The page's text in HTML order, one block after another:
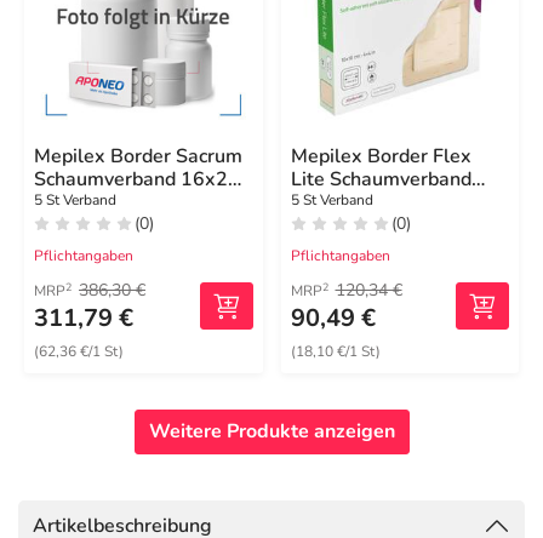
Mepilex Border Sacrum
Schaumverband 16x20
cm steril
5 St Verband
(0)
Pflichtangaben
MRP2 386,30 €
311,79 €
(62,36 €/1 St)
Mepilex Border Flex
Lite Schaumverband
10x10 cm
5 St Verband
(0)
Pflichtangaben
MRP2 120,34 €
90,49 €
(18,10 €/1 St)
Weitere Produkte anzeigen
Artikelbeschreibung